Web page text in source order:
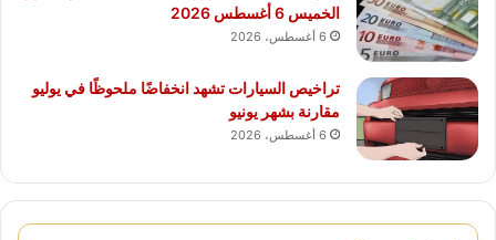
الخميس 6 أغسطس 2026
6 أغسطس، 2026
تراخيص السيارات تشهد انخفاضًا ملحوظًا في يوليو
مقارنة بشهر يونيو
6 أغسطس، 2026